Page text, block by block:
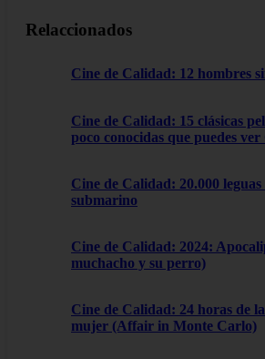
Relaccionados
Cine de Calidad: 12 hombres
Cine de Calidad: 15 clásicas
poco conocidas que puedes
Cine de Calidad: 20.000
submarino
Cine de Calidad: 2024:
muchacho y su perro)
Cine de Calidad: 24 horas de
mujer (Affair in Monte Carlo)